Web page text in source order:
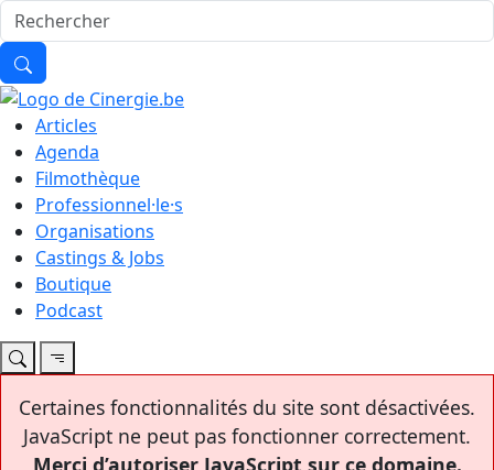
Articles
Agenda
Filmothèque
Professionnel·le·s
Organisations
Castings & Jobs
Boutique
Podcast
Certaines fonctionnalités du site sont désactivées.
JavaScript ne peut pas fonctionner correctement.
Merci d’autoriser JavaScript sur ce domaine.